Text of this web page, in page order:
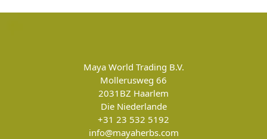
Maya World Trading B.V.
Mollerusweg 66
2031BZ Haarlem
Die Niederlande
+31 23 532 5192
info@mayaherbs.com